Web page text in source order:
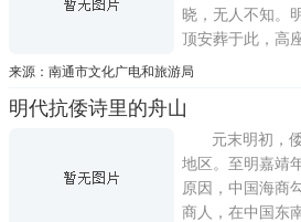
晓，无人不知。
顶安葬于此，高
刀立马，深沉的
敌阵。曹顶墓北
嵌着一块刻有倭
歼的倭寇埋于其
来源：南通市文化广电和旅游局
明代抗倭诗里的舟山
元末明初，
地区。至明嘉靖
原因，中国海商
商人，在中国东